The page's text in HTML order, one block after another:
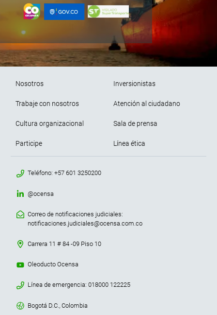
Pie de página
Nosotros Inversionistas
Trabaje con nosotros Atención al ciudadano
Cultura organizacional Sala de prensa
Participe Línea ética
menu contacto footer
Teléfono: +57 601 3250200
@ocensa
Correo de notificaciones judiciales:
notificaciones.judiciales@ocensa.com.co
Carrera 11 # 84 -09 Piso 10
Oleoducto Ocensa
Línea de emergencia: 018000 122225
Bogotá D.C., Colombia